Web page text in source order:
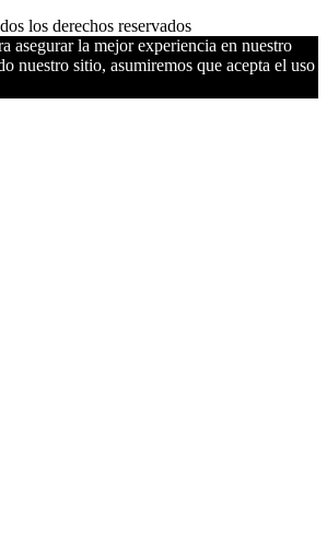
los derechos reservados
asegurar la mejor experiencia en nuestro
nuestro sitio, asumiremos que acepta el uso